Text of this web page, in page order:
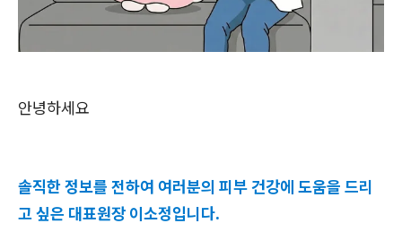
안녕하세요
솔직한 정보를 전하여 여러분의 피부 건강에 도움을 드리
고 싶은 대표원장 이소정입니다.